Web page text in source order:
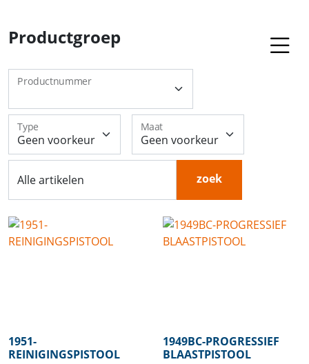
Productgroep
Productnummer
Type Maat
Alle artikelen zoek
1951-
REINIGINGSPISTOOL
1949BC-PROGRESSIEF
BLAASTPISTOOL